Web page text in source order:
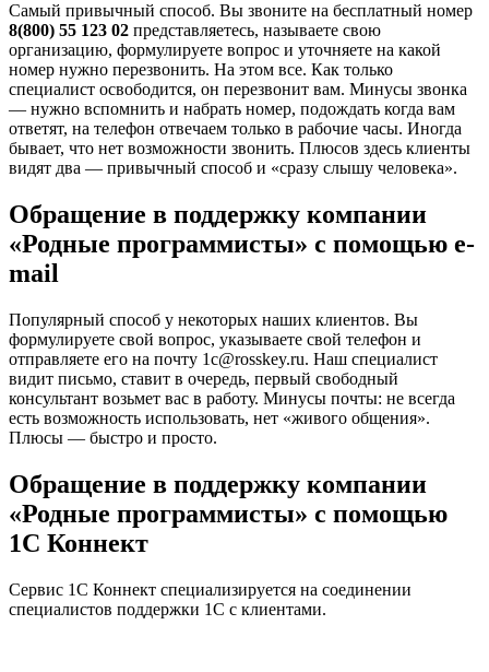
Самый привычный способ. Вы звоните на бесплатный номер
8(800) 55 123 02 представляетесь, называете свою
организацию, формулируете вопрос и уточняете на какой
номер нужно перезвонить. На этом все. Как только
специалист освободится, он перезвонит вам. Минусы звонка
— нужно вспомнить и набрать номер, подождать когда вам
ответят, на телефон отвечаем только в рабочие часы. Иногда
бывает, что нет возможности звонить. Плюсов здесь клиенты
видят два — привычный способ и «сразу слышу человека».
Обращение в поддержку компании
«Родные программисты» с помощью e-
mail
Популярный способ у некоторых наших клиентов. Вы
формулируете свой вопрос, указываете свой телефон и
отправляете его на почту 1c@rosskey.ru. Наш специалист
видит письмо, ставит в очередь, первый свободный
консультант возьмет вас в работу. Минусы почты: не всегда
есть возможность использовать, нет «живого общения».
Плюсы — быстро и просто.
Обращение в поддержку компании
«Родные программисты» с помощью
1С Коннект
Сервис 1С Коннект специализируется на соединении
специалистов поддержки 1С с клиентами.